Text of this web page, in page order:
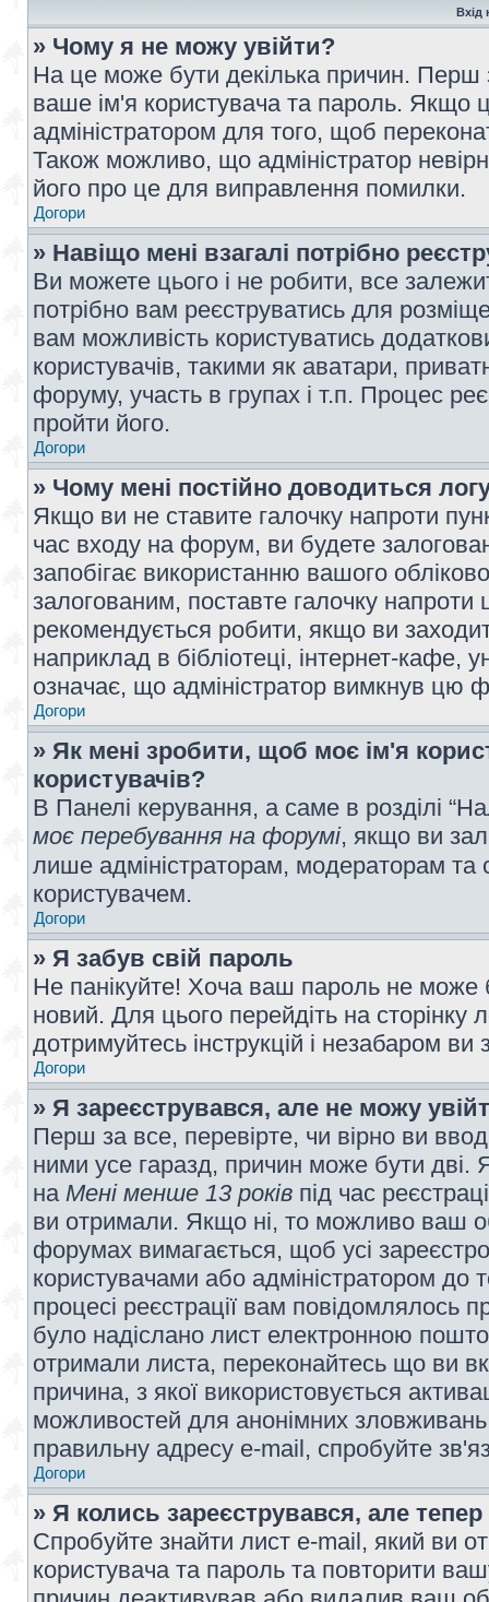
Вхід
» Чому я не можу увійти?
На це може бути декілька причин. Перш
ваше ім'я користувача та пароль. Якщо
адміністратором для того, щоб
Також можливо, що адміністратор
його про це для виправлення помилки.
Догори
» Навіщо мені взагалі потрібно
Ви можете цього і не робити, все
потрібно вам реєструватись для
вам можливість користуватись
користувачів, такими як аватари,
форуму, участь в групах і т.п. Процес
пройти його.
Догори
» Чому мені постійно доводиться
Якщо ви не ставите галочку напроти
час входу на форум, ви будете
запобігає використанню вашого
залогованим, поставте галочку
рекомендується робити, якщо ви
наприклад в бібліотеці, інтернет-кафе,
означає, що адміністратор вимкнув цю
Догори
» Як мені зробити, щоб моє ім'я
користувачів?
В Панелі керування, а саме в розділі
моє перебування на форумі, якщо ви
лише адміністраторам, модераторам
користувачем.
Догори
» Я забув свій пароль
Не панікуйте! Хоча ваш пароль не може
новий. Для цього перейдіть на сторінку
дотримуйтесь інструкцій і незабаром
Догори
» Я зареєструвався, але не можу
Перш за все, перевірте, чи вірно ви
ними усе гаразд, причин може бути дві.
на Мені менше 13 років під час
ви отримали. Якщо ні, то можливо ваш
форумах вимагається, щоб усі
користувачами або адміністратором до
процесі реєстрації вам повідомлялось
було надіслано лист електронною
отримали листа, переконайтесь що ви
причина, з якої використовується
можливостей для анонімних
правильну адресу e-mail, спробуйте
Догори
» Я колись зареєструвався, але
Спробуйте знайти лист e-mail, який ви
користувача та пароль та повторити